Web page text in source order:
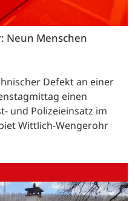
Neun Menschen
Defekt an einer
einen
und Polizeieinsatz im
Wittlich-Wengerohr